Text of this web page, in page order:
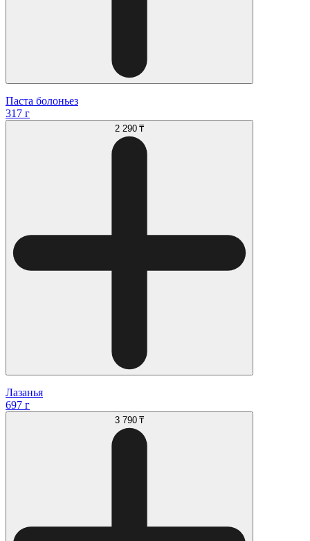
Паста болоньез
317 г
2 290 ₸
Лазанья
697 г
3 790 ₸